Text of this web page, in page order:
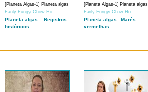
[Planeta Algas-1] Planeta algas
Fanly Fungyi Chow Ho
Planeta algas – Registros
históricos
[Planeta Algas-1] Planeta algas
Fanly Fungyi Chow Ho
Planeta algas –Marés
vermelhas